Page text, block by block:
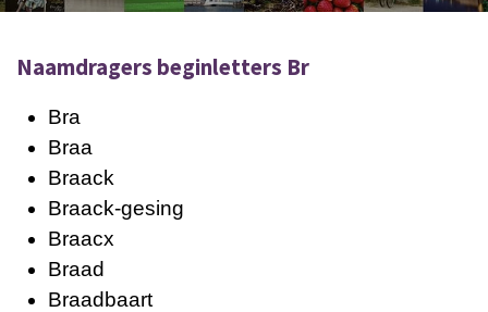
Naamdragers beginletters Br
Bra
Braa
Braack
Braack-gesing
Braacx
Braad
Braadbaart